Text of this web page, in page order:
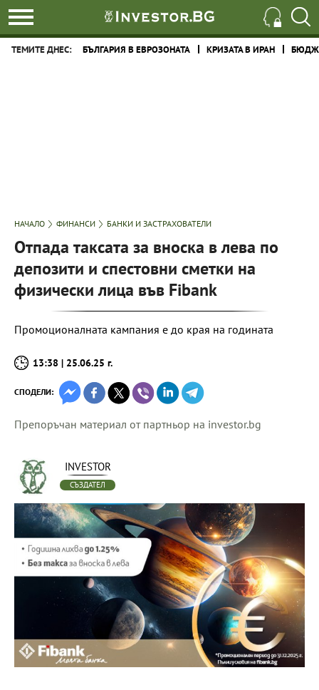
ТЕМИТЕ ДНЕС: БЪЛГАРИЯ В ЕВРОЗОНАТА КРИЗАТА В ИРАН
НАЧАЛО ФИНАНСИ БАНКИ И ЗАСТРАХОВАТЕЛИ
Отпада таксата за вноска в лева по
депозити и спестовни сметки на
физически лица във Fibank
Промоционалната кампания е до края на годината
13:38 | 25.06.25 г.
СПОДЕЛИ:
Препоръчан материал от партньор на investor.bg
INVESTOR
СЪЗДАТЕЛ